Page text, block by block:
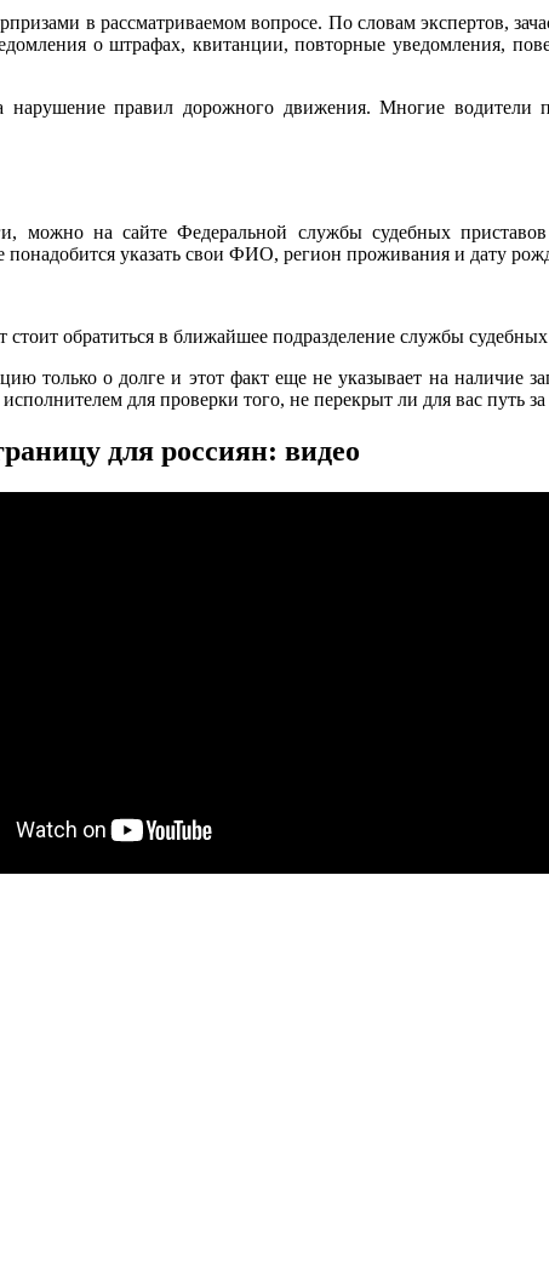
в рассматриваемом вопросе. По словам экспертов,
о штрафах, квитанции, повторные уведомления,
правил дорожного движения. Многие водители
можно на сайте Федеральной службы судебных приставов
указать свои ФИО, регион проживания и дату
обратиться в ближайшее подразделение службы
только о долге и этот факт еще не указывает на наличие
для проверки того, не перекрыт ли для вас путь за
для россиян: видео